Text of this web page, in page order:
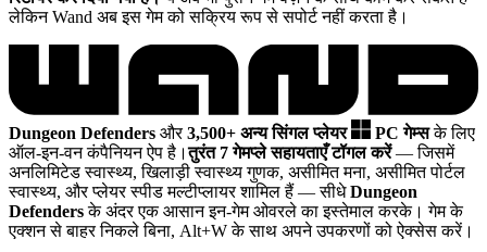
लेकिन Wand अब इस गेम को सक्रिय रूप से सपोर्ट नहीं करता है।
Dungeon Defenders और3,500+ अन्य सिंगल प्लेयर PC गेम्सके लिए
ऑल-इन-वन कंपैनियन ऐप है।तुरंत 7 गेमप्ले सहायताएँ टॉगल करें— जिसमें
अनलिमिटेड स्वास्थ्य, खिलाड़ी स्वास्थ्य गुणक, असीमित मना, असीमित पोर्टल
स्वास्थ्य, और प्लेयर स्पीड मल्टीप्लायर शामिल हैं — सीधेDungeon
Defendersके अंदर एक आसान इन-गेम ओवरले का इस्तेमाल करके। गेम के
एक्शन से बाहर निकले बिना, Alt+W के साथ अपने उपकरणों को ऐक्सेस करें।